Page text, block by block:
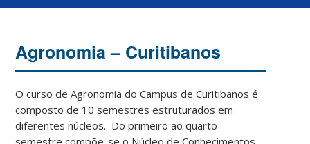
Agronomia – Curitibanos
O curso de Agronomia do Campus de Curitibanos é
composto de 10 semestres estruturados em
diferentes núcleos. Do primeiro ao quarto
semestre compõe-se o Núcleo de Conhecimentos